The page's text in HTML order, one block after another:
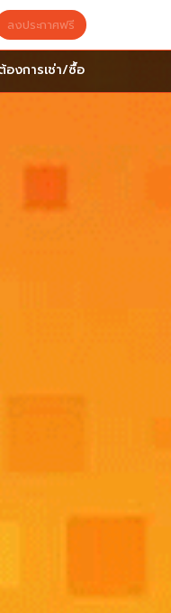
ลงประกาศฟรี
องการเช่า/ซื้อ